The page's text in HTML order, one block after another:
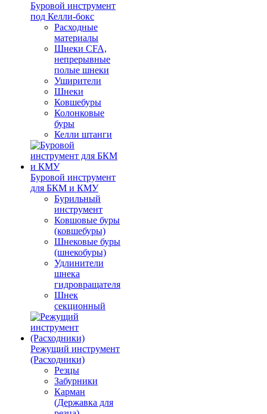
Буровой инструмент
под Келли-бокс
Расходные
материалы
Шнеки CFA,
непрерывные
полые шнеки
Уширители
Шнеки
Ковшебуры
Колонковые
буры
Келли штанги
Буровой инструмент
для БКМ и КМУ
Бурильный
инструмент
Ковшовые буры
(ковшебуры)
Шнековые буры
(шнекобуры)
Удлинители
шнека
гидровращателя
Шнек
секционный
Режущий инструмент
(Расходники)
Резцы
Забурники
Карман
(Державка для